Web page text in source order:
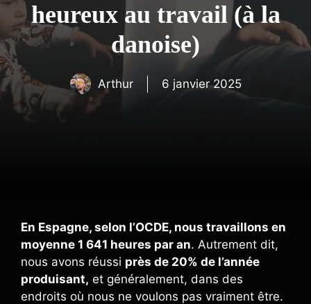
heureux au travail (à la
danoise)
Arthur 6 janvier 2025
En Espagne, selon l’OCDE, nous travaillons en
moyenne 1 641 heures par an. Autrement dit,
nous avons réussi près de 20% de l’année
produisant, et généralement, dans des
endroits où nous ne voulons pas vraiment être.